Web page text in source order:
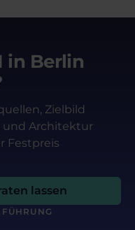
in Berlin
Zielbild
und Architektur
Festpreis
lassen